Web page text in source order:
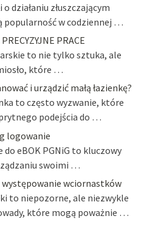
działaniu złuszczającym
popularność w codziennej …
PRACE
to nie tylko sztuka, ale
które …
i urządzić małą łazienkę?
to często wyzwanie, które
podejścia do …
logowanie
do eBOK PGNiG to kluczowy
swoimi …
występowanie wciornastków
to niepozorne, ale niezwykle
które mogą poważnie …